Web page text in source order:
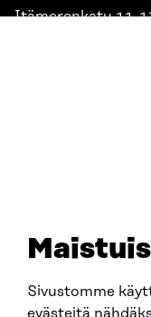
Sivustomme
evästeitä
Itämerenkatu 11-
SITRA SOSIAALISESSA